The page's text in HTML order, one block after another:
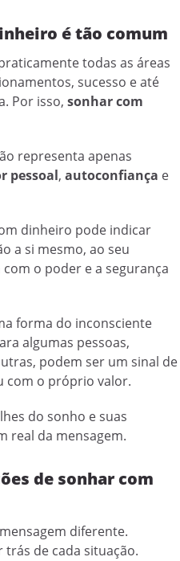
é tão comum
todas as áreas
sucesso e até
Por isso, sonhar com
representa apenas
pessoal, autoconfiança e
dinheiro pode indicar
a si mesmo, ao seu
o poder e a segurança
forma do inconsciente
algumas pessoas,
podem ser um sinal de
com o próprio valor.
do sonho e suas
real da mensagem.
de sonhar com
diferente.
de cada situação.